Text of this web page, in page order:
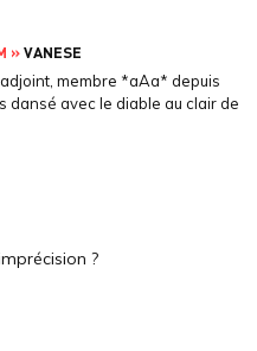
»VANESE
membre *aAa* depuis
dansé avec le diable au clair de
?